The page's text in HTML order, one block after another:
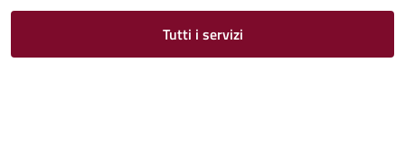
Tutti i servizi